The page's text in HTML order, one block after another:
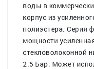
воды в
корпус из
полиэстера. Серия
мощности
стекловолоконной
2.5 Бар. Может